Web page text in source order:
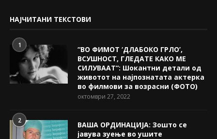
НАЈЧИТАНИ ТЕКСТОВИ
1
“ВО ФИМОТ ‘ДЛАБОКО ГРЛО’,
ВСУШНОСТ, ГЛЕДАТЕ КАКО МЕ
СИЛУВААТ“: Шокантни детали од
животот на најпознатата актерка
во филмови за возрасни (ФОТО)
октомври 27, 2022
2
ВАША ОРДИНАЦИЈА: Зошто се
јавува зуење во ушите